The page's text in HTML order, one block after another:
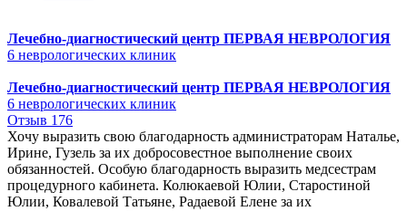
Лечебно-диагностический центр ПЕРВАЯ НЕВРОЛОГИЯ
6 неврологических клиник
Лечебно-диагностический центр ПЕРВАЯ НЕВРОЛОГИЯ
6 неврологических клиник
Отзыв 176
Хочу выразить свою благодарность администраторам Наталье,
Ирине, Гузель за их добросовестное выполнение своих
обязанностей. Особую благодарность выразить медсестрам
процедурного кабинета. Колюкаевой Юлии, Старостиной
Юлии, Ковалевой Татьяне, Радаевой Елене за их